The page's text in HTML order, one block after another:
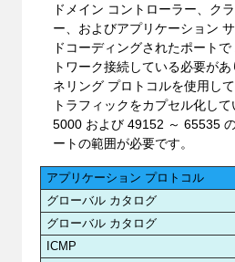
ドメイン コントローラー、ク
ー、およびアプリケーション
ドコーディングされたポート
トワーク接続している必要が
ネリング プロトコルを使用し
トラフィックをカプセル化し
5000 および 49152 ～ 65535
ートの範囲が必要です。
アプリケーション プロトコル
グローバル カタログ
グローバル カタログ
ICMP